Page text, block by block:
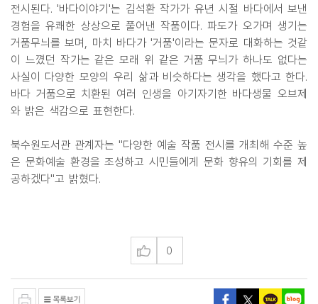
전시된다. '바다이야기'는 김석환 작가가 유년 시절 바다에서 보낸
경험을 유쾌한 상상으로 풀어낸 작품이다. 파도가 오가며 생기는
거품무늬를 보며, 마치 바다가 '거품'이라는 문자로 대화하는 것같
이 느꼈던 작가는 같은 모래 위 같은 거품 무늬가 하나도 없다는
사실이 다양한 모양의 우리 삶과 비슷하다는 생각을 했다고 한다.
바다 거품으로 치환된 여러 인생을 아기자기한 바다생물 오브제
와 밝은 색감으로 표현한다.
북수원도서관 관계자는 "다양한 예술 작품 전시를 개최해 수준 높
은 문화예술 환경을 조성하고 시민들에게 문화 향유의 기회를 제
공하겠다"고 밝혔다.
0